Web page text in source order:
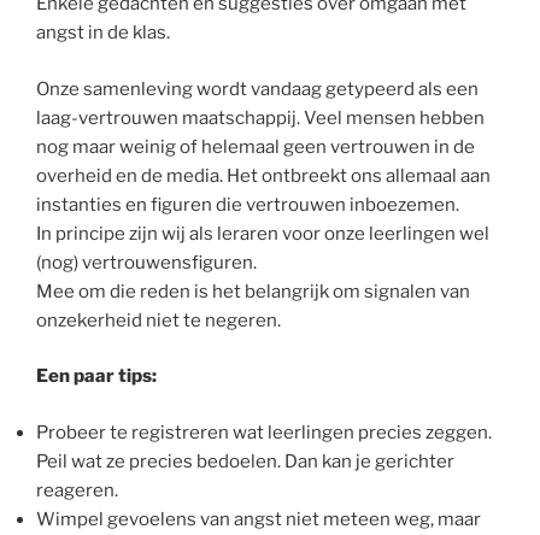
angst in de klas.
Onze samenleving wordt vandaag getypeerd als een
laag-vertrouwen maatschappij. Veel mensen hebben
nog maar weinig of helemaal geen vertrouwen in de
overheid en de media. Het ontbreekt ons allemaal aan
instanties en figuren die vertrouwen inboezemen.
In principe zijn wij als leraren voor onze leerlingen wel
(nog) vertrouwensfiguren.
Mee om die reden is het belangrijk om signalen van
onzekerheid niet te negeren.
Een paar tips:
Probeer te registreren wat leerlingen precies zeggen.
Peil wat ze precies bedoelen. Dan kan je gerichter
reageren.
Wimpel gevoelens van angst niet meteen weg, maar